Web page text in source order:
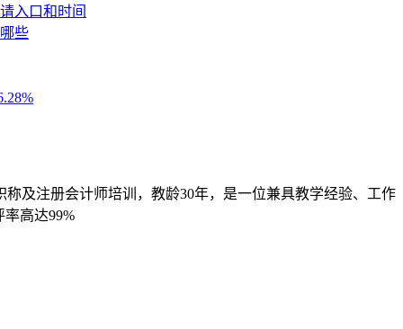
及注册会计师培训，教龄30年，是一位兼具教学经验、工作
高达99%